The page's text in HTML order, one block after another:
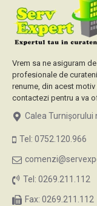
Vrem sa ne asiguram
profesionale de
renume, din acest
contactezi pentru a va
Calea Turnișorului
Tel: 0752.120.966
Tel: 0269.211.112
Fax: 0269.211.112